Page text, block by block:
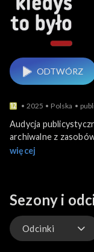
ODTWÓRZ
2025 Polska
Audycja
archiwalne z
wydarzenia, które
więcej
Sezony i
Odcinki